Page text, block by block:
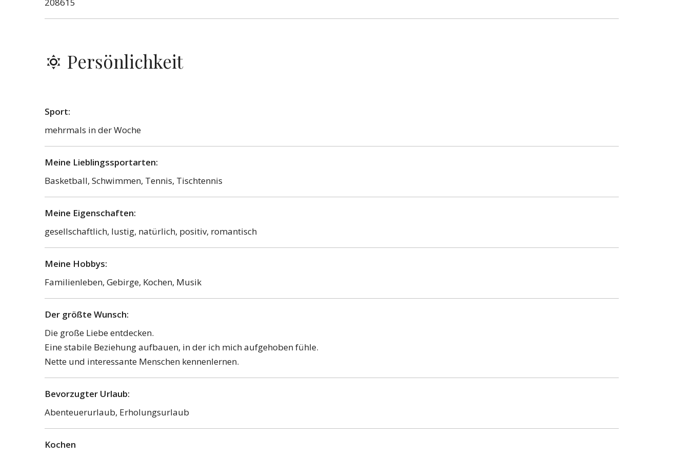
208615
Persönlichkeit
Sport:
mehrmals in der Woche
Meine Lieblingssportarten:
Basketball, Schwimmen, Tennis, Tischtennis
Meine Eigenschaften:
gesellschaftlich, lustig, natürlich, positiv, romantisch
Meine Hobbys:
Familienleben, Gebirge, Kochen, Musik
Der größte Wunsch:
Die große Liebe entdecken.
Eine stabile Beziehung aufbauen, in der ich mich aufgehoben fühle.
Nette und interessante Menschen kennenlernen.
Bevorzugter Urlaub:
Abenteuerurlaub, Erholungsurlaub
Kochen